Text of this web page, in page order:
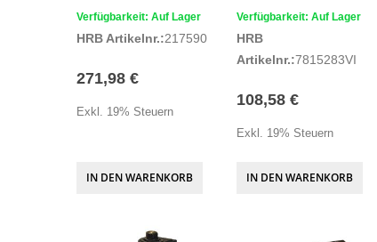
Verfügbarkeit: Auf Lager
HRB Artikelnr.:217590
271,98 €
Exkl. 19% Steuern
IN DEN WARENKORB
Verfügbarkeit: Auf Lager
HRB
Artikelnr.:7815283VI
108,58 €
Exkl. 19% Steuern
IN DEN WARENKORB